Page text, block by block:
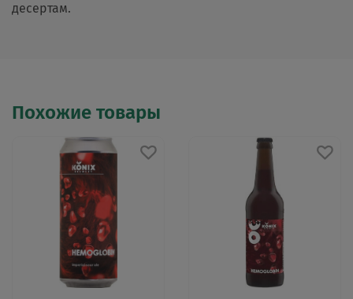
десертам.
Похожие товары